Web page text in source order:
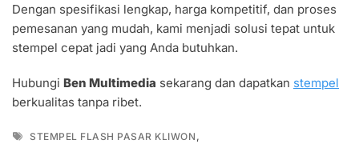
Dengan spesifikasi lengkap, harga kompetitif, dan proses
pemesanan yang mudah, kami menjadi solusi tepat untuk
stempel cepat jadi yang Anda butuhkan.
Hubungi Ben Multimedia sekarang dan dapatkan stempel
berkualitas tanpa ribet.
Tags
STEMPEL FLASH PASAR KLIWON ,